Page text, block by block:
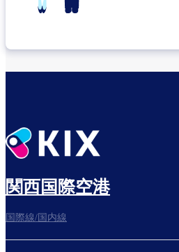
関西国際空港
国際線/国内線